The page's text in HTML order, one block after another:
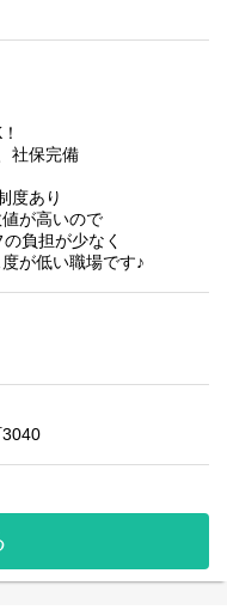
社保完備
度あり
が高いので
負担が少なく
が低い職場です♪